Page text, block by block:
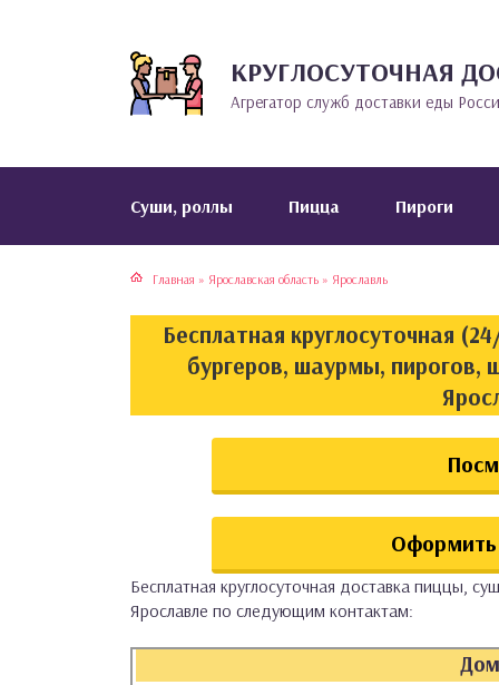
КРУГЛОСУТОЧНАЯ
Агрегатор служб доставки еды
Cуши, роллы Пицца Пироги
Главная » Ярославская область » Ярославль
Бесплатная круглосуточная
бургеров, шаурмы,
Оформить
Бесплатная круглосуточная доставка пиццы,
Ярославле по следующим контактам:
кухня